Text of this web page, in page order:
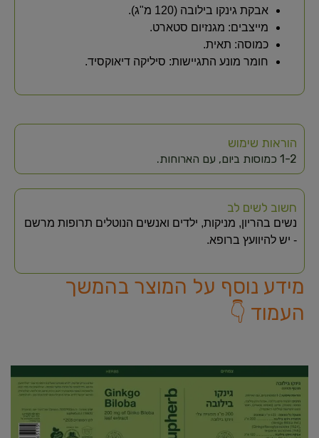
אבקת גינקו בילובה (120 מ"ג).
מייצבים: מגנזיום סטארט.
כמוסה: תאית.
חומר מונע התגיישות: סיליקה דיאוקסיד.
הוראות שימוש
1-2 כמוסות ביום, עם הארוחות.
חשוב לשים לב
נשים בהריון, מניקות, ילדים ואנשים הנוטלים תרופות מרשם
- יש להיוועץ ברופא.
מידע נוסף על המוצר בהמשך
העמוד 👇